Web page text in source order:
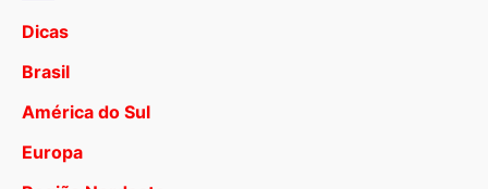
Dicas
Brasil
América do Sul
Europa